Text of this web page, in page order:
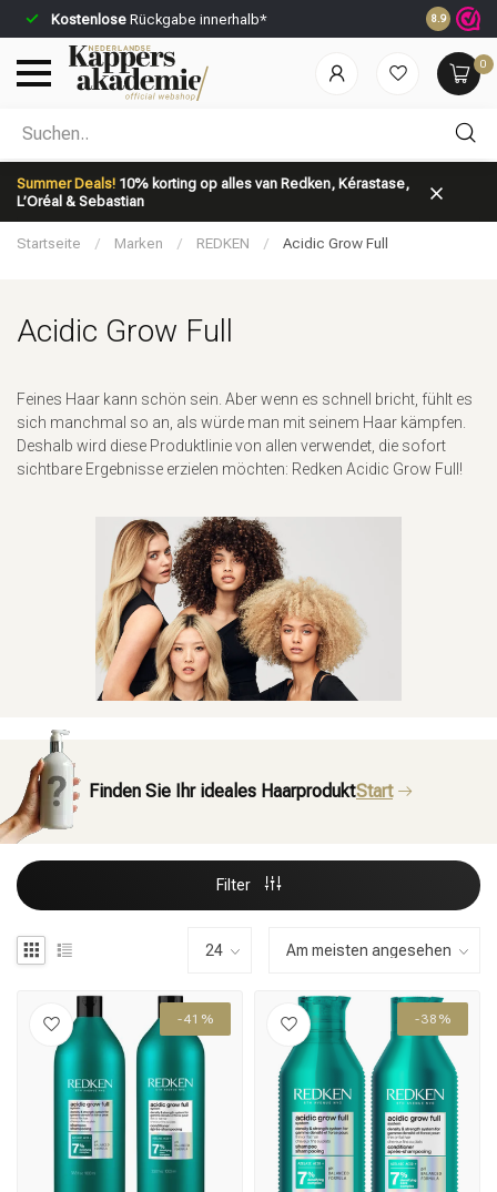
Kostenlose Rückgabe innerhalb* Vor 23:59
8.9
0
Summer Deals! 10% korting op alles van Redken, Kérastase,
L’Oréal & Sebastian
Nach welcher Kategorie suchst du?
Startseite / Marken / REDKEN / Acidic Grow Full
Acidic Grow Full
Feines Haar kann schön sein. Aber wenn es schnell bricht, fühlt es
sich manchmal so an, als würde man mit seinem Haar kämpfen.
Deshalb wird diese Produktlinie von allen verwendet, die sofort
sichtbare Ergebnisse erzielen möchten: Redken Acidic Grow Full!
Finden Sie Ihr ideales HaarproduktStart
Filter
-41% -38%